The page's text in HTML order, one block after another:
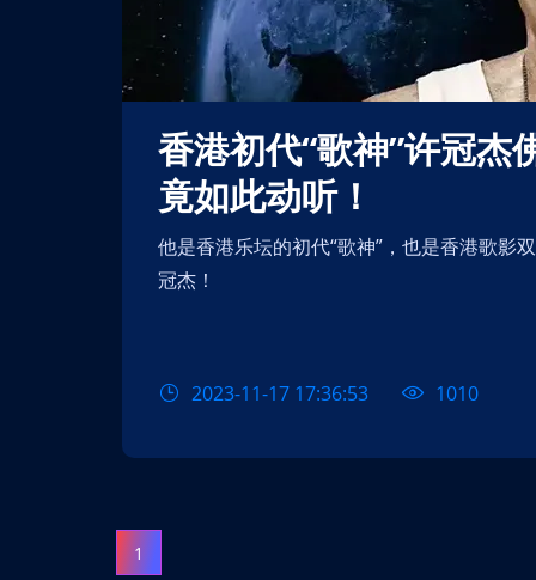
香港初代“歌神”许冠杰佛山演唱会，50年前的粤语歌
竟如此动听！
他是香港乐坛的初代“歌神”，也是香港歌影双栖成功的代表，更是香港粤语歌开山鼻祖，他就是许
冠杰！
2023-11-17 17:36:53 1010
1